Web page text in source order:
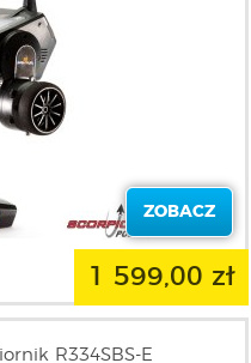
ZOBACZ
1 599,00 zł
R334SBS-E